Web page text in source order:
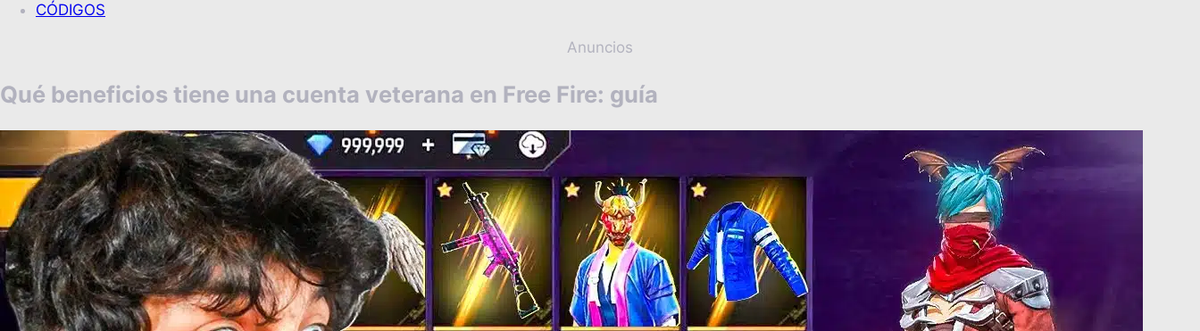
CÓDIGOS
Anuncios
Qué beneficios tiene una cuenta veterana en Free Fire: guía